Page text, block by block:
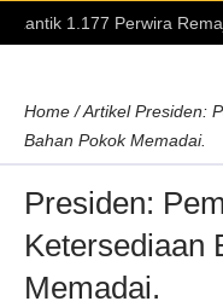
Perwira Remaja TNI-
Home /Artikel Presiden:
Bahan Pokok Memadai.
Presiden:
Ketersediaan
Memadai.